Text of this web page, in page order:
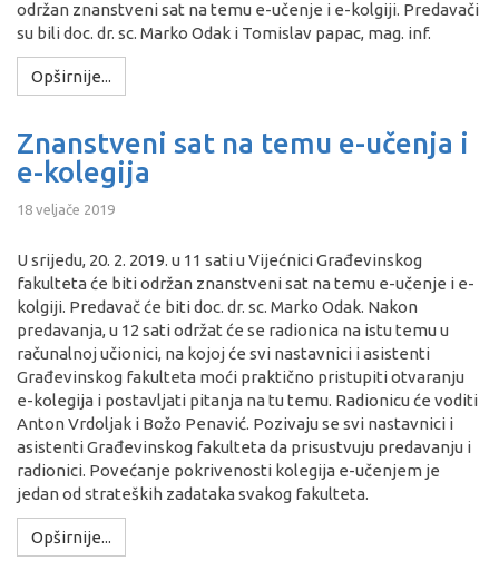
održan znanstveni sat na temu e-učenje i e-kolgiji. Predavači
su bili doc. dr. sc. Marko Odak i Tomislav papac, mag. inf.
Opširnije...
Znanstveni sat na temu e-učenja i
e-kolegija
18 veljače 2019
U srijedu, 20. 2. 2019. u 11 sati u Vijećnici Građevinskog
fakulteta će biti održan znanstveni sat na temu e-učenje i e-
kolgiji. Predavač će biti doc. dr. sc. Marko Odak. Nakon
predavanja, u 12 sati održat će se radionica na istu temu u
računalnoj učionici, na kojoj će svi nastavnici i asistenti
Građevinskog fakulteta moći praktično pristupiti otvaranju
e-kolegija i postavljati pitanja na tu temu. Radionicu će voditi
Anton Vrdoljak i Božo Penavić. Pozivaju se svi nastavnici i
asistenti Građevinskog fakulteta da prisustvuju predavanju i
radionici. Povećanje pokrivenosti kolegija e-učenjem je
jedan od strateških zadataka svakog fakulteta.
Opširnije...